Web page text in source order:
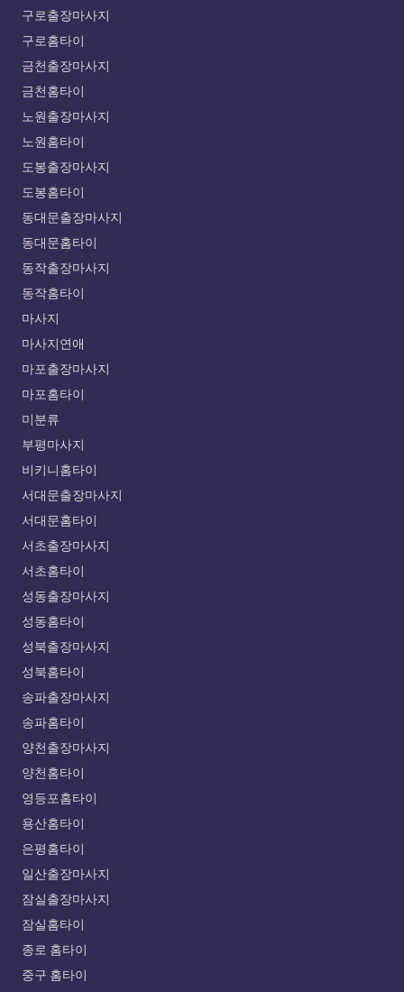
구로출장마사지
구로홈타이
금천출장마사지
금천홈타이
노원출장마사지
노원홈타이
도봉출장마사지
도봉홈타이
동대문출장마사지
동대문홈타이
동작출장마사지
동작홈타이
마사지
마사지연애
마포출장마사지
마포홈타이
미분류
부평마사지
비키니홈타이
서대문출장마사지
서대문홈타이
서초출장마사지
서초홈타이
성동출장마사지
성동홈타이
성북출장마사지
성북홈타이
송파출장마사지
송파홈타이
양천출장마사지
양천홈타이
영등포홈타이
용산홈타이
은평홈타이
일산출장마사지
잠실출장마사지
잠실홈타이
종로 홈타이
중구 홈타이